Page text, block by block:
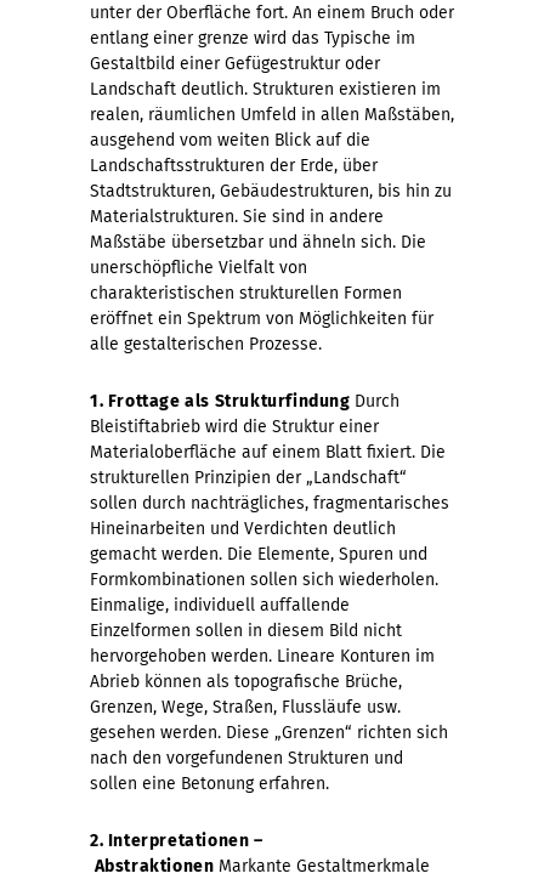
unter der Oberfläche fort. An einem Bruch oder
entlang einer grenze wird das Typische im
Gestaltbild einer Gefügestruktur oder
Landschaft deutlich. Strukturen existieren im
realen, räumlichen Umfeld in allen Maßstäben,
ausgehend vom weiten Blick auf die
Landschaftsstrukturen der Erde, über
Stadtstrukturen, Gebäudestrukturen, bis hin zu
Materialstrukturen. Sie sind in andere
Maßstäbe übersetzbar und ähneln sich. Die
unerschöpfliche Vielfalt von
charakteristischen strukturellen Formen
eröffnet ein Spektrum von Möglichkeiten für
alle gestalterischen Prozesse.
1. Frottage als Strukturfindung Durch
Bleistiftabrieb wird die Struktur einer
Materialoberfläche auf einem Blatt fixiert. Die
strukturellen Prinzipien der „Landschaft“
sollen durch nachträgliches, fragmentarisches
Hineinarbeiten und Verdichten deutlich
gemacht werden. Die Elemente, Spuren und
Formkombinationen sollen sich wiederholen.
Einmalige, individuell auffallende
Einzelformen sollen in diesem Bild nicht
hervorgehoben werden. Lineare Konturen im
Abrieb können als topografische Brüche,
Grenzen, Wege, Straßen, Flussläufe usw.
gesehen werden. Diese „Grenzen“ richten sich
nach den vorgefundenen Strukturen und
sollen eine Betonung erfahren.
2. Interpretationen –
Abstraktionen Markante Gestaltmerkmale